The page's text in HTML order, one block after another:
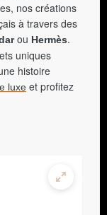
nos créations
à travers des
ou Hermès.
uniques
histoire
luxe et profitez